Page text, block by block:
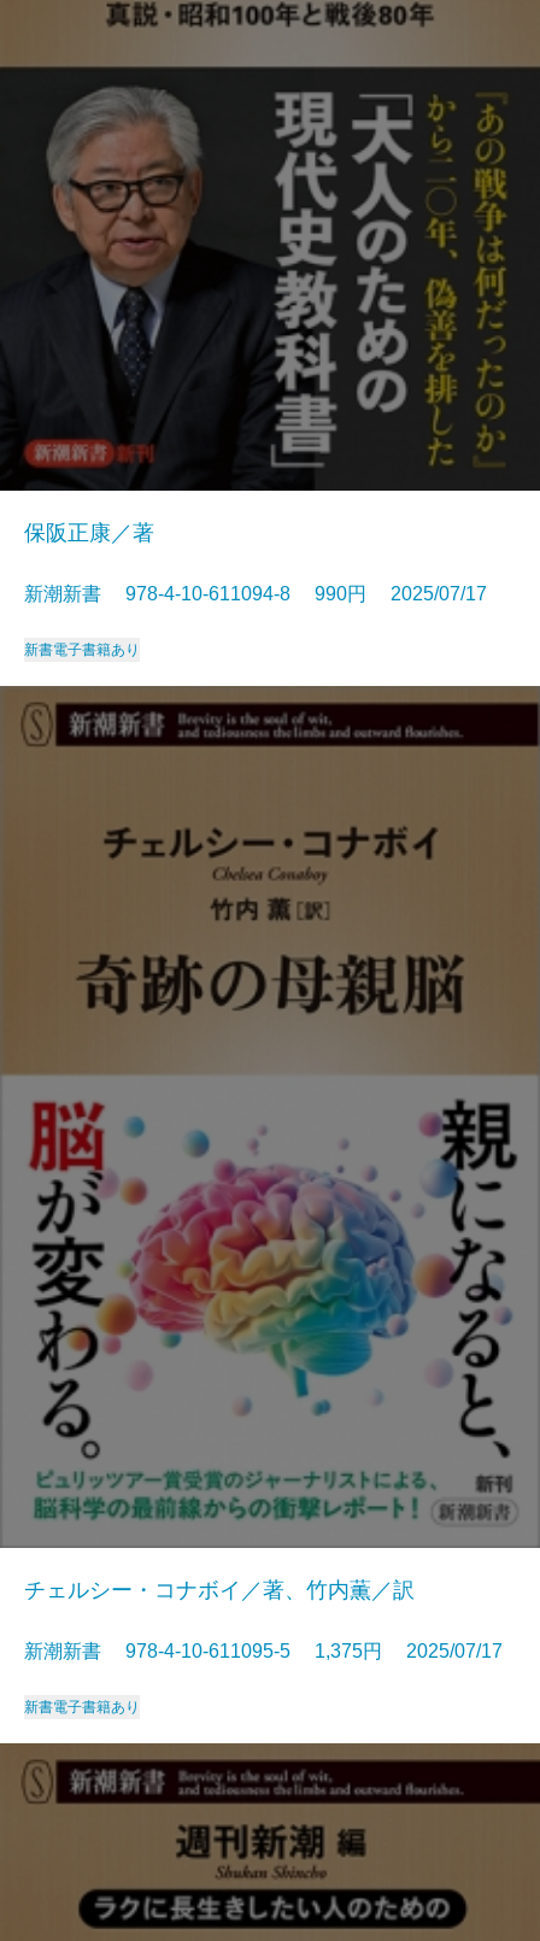
保阪正康／著
新潮新書 978-4-10-611094-8 990円 2025/07/17
新書電子書籍あり
チェルシー・コナボイ／著、竹内薫／訳
新潮新書 978-4-10-611095-5 1,375円 2025/07/17
新書電子書籍あり